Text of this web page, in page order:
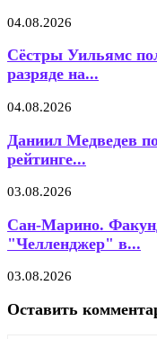
04.08.2026
Сёстры Уильямс
разряде на...
04.08.2026
Даниил Медведев
рейтинге...
03.08.2026
Сан-Марино.
"Челленджер" в...
03.08.2026
Оставить